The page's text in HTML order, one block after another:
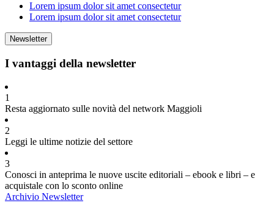
Lorem ipsum dolor sit amet consectetur
Lorem ipsum dolor sit amet consectetur
Newsletter
I vantaggi della newsletter
1
Resta aggiornato sulle novità del network Maggioli
2
Leggi le ultime notizie del settore
3
Conosci in anteprima le nuove uscite editoriali – ebook e libri – e
acquistale con lo sconto online
Archivio Newsletter